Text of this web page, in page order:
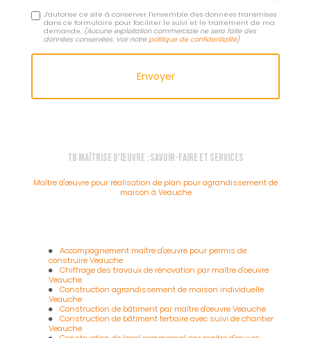
J'autorise ce site à conserver l'ensemble des données transmises
dans ce formulaire pour faciliter le suivi et le traitement de ma
demande. (Aucune exploitation commerciale ne sera faite des
données conservées. Voir notrepolitique de confidentialité)
TB Maîtrise d'Œuvre : Savoir-faire et services
Maître d'œuvre pour réalisation de plan pour agrandissement de
maison à Veauche
Accompagnement maître d'œuvre pour permis de
construire Veauche
Chiffrage des travaux de rénovation par maître d'oeuvre
Veauche
Construction agrandissement de maison individuelle
Veauche
Construction de bâtiment par maître d'œuvre Veauche
Construction de bâtiment tertiaire avec suivi de chantier
Veauche